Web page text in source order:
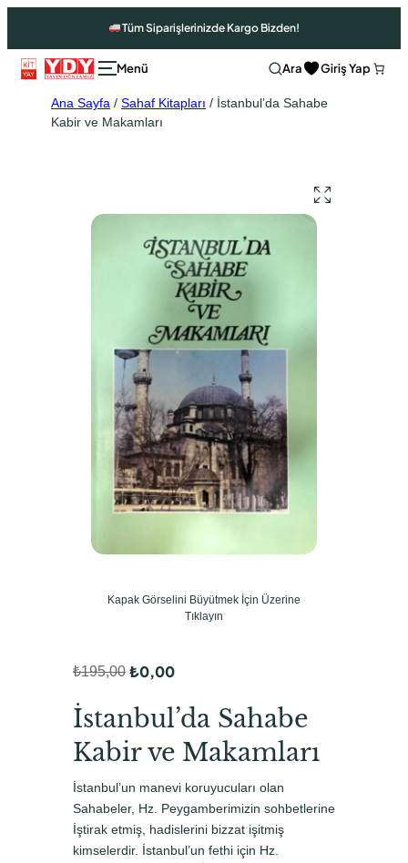
Tüm Siparişlerinizde Kargo Bizden!
Ara Giriş Yap
Ana Sayfa / Sahaf Kitapları / İstanbul’da Sahabe
Kabir ve Makamları
Kapak Görselini Büyütmek İçin Üzerine
Tıklayın
₺195,00
r
i
j
i
n
a
₺0,00
u
a
n
d
a
k
İstanbul’da Sahabe
Kabir ve Makamları
İstanbul’un manevi koruyucuları olan
Sahabeler, Hz. Peygamberimizin sohbetlerine
İştirak etmiş, hadislerini bizzat işitmiş
kimselerdir. İstanbul’un fethi için Hz.